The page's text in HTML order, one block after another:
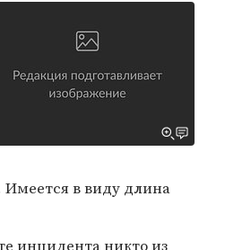
Имеется в виду длина
инцидента никто из